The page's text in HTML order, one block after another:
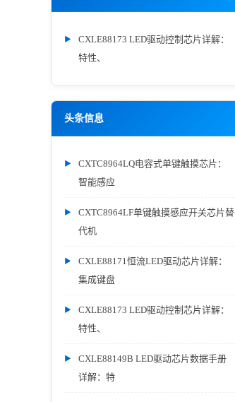
CXLE88173 LED驱动控制芯片详解：
特性、
头条信息
CXTC8964LQ电容式单键触摸芯片：
智能感应
CXTC8964LF单键触摸感应开关芯片替
代机
CXLE88171恒流LED驱动芯片详解：
集成键盘
CXLE88173 LED驱动控制芯片详解：
特性、
CXLE88149B LED驱动芯片数据手册
详解：特